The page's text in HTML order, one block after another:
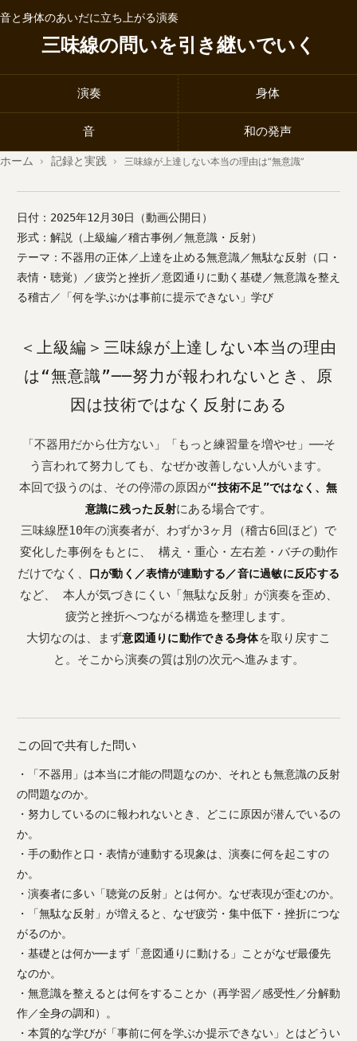
音と身体のあいだに立ち上がる演奏
三味線の問いを引き継いでいく
演奏 身体
音 和の発声
ホーム › 記録と実践 › 三味線が上達しない本当の理由は“無意識”
日付：2025年12月30日（動画公開日）
形式：解説（上級編／稽古事例／無意識・反射）
テーマ：不器用の正体／上達を止める無意識／無駄な反射（口・
表情・聴覚）／疲労と挫折／意図通りに動く基礎／無意識を整え
る稽古／「何を学ぶかは事前に提示できない」学び
＜上級編＞三味線が上達しない本当の理由
は“無意識”──努力が報われないとき、原
因は技術ではなく反射にある
「不器用だから仕方ない」「もっと練習量を増やせ」──そ
う言われて努力しても、なぜか改善しない人がいます。
本回で扱うのは、その停滞の原因が“技術不足”ではなく、無
意識に残った反射にある場合です。
三味線歴10年の演奏者が、わずか3ヶ月（稽古6回ほど）で
変化した事例をもとに、 構え・重心・左右差・バチの動作
だけでなく、 口が動く／表情が連動する／音に過敏に反応する
など、 本人が気づきにくい「無駄な反射」が演奏を歪め、
疲労と挫折へつながる構造を整理します。
大切なのは、まず意図通りに動作できる身体を取り戻すこ
と。そこから演奏の質は別の次元へ進みます。
この回で共有した問い
・「不器用」は本当に才能の問題なのか、それとも無意識の反射
の問題なのか。
・努力しているのに報われないとき、どこに原因が潜んでいるの
か。
・手の動作と口・表情が連動する現象は、演奏に何を起こすの
か。
・演奏者に多い「聴覚の反射」とは何か。なぜ表現が歪むのか。
・「無駄な反射」が増えると、なぜ疲労・集中低下・挫折につな
がるのか。
・基礎とは何か──まず「意図通りに動ける」ことがなぜ最優先
なのか。
・無意識を整えるとは何をすることか（再学習／感受性／分解動
作／全身の調和）。
・本質的な学びが「事前に何を学ぶか提示できない」とはどうい